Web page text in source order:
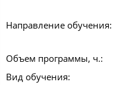
Направление обучения:
Объем программы, ч.:
Вид обучения: